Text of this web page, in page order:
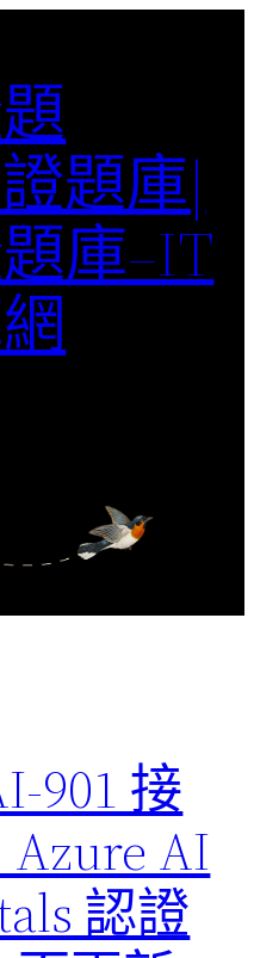
題庫|
庫–IT
901 接
AI
認證